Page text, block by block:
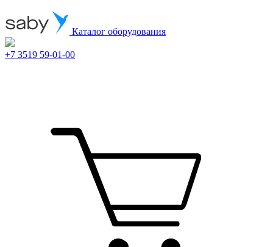
Каталог оборудования
+7 3519 59-01-00